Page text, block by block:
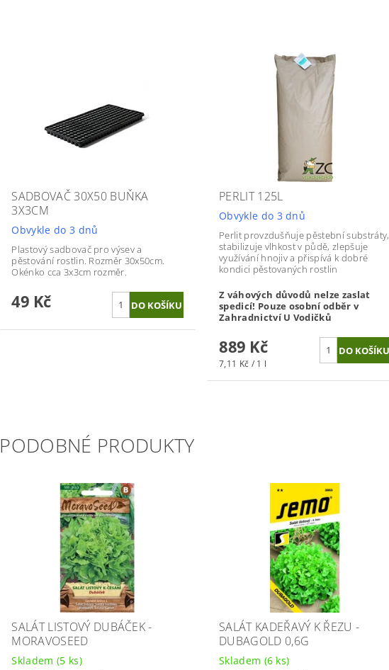
SADBOVAČ 30X50 BUŇKA
3X3CM
Obvykle do 3 dnů
Plastový sadbovač pro výsev a
pěstování rostlin. Rozměr 30x50cm.
Okénko cca 3x3cm rozměr.
49 Kč
PERLIT 125L
Obvykle do 3 dnů
Perlit provzdušňuje pěstební substráty,
stabilizuje vlhkost v půdě, zlepšuje
využívání hnojiv a přispívá k dobré
kondici pěstovaných rostlin
Z váhových důvodů nelze zaslat
spedicí! Pouze osobní odběr v
Zahradnictví U Vodičků
889 Kč
7,11 Kč / 1 l
PODOBNÉ PRODUKTY
SALÁT LISTOVÝ DUBÁČEK -
MORAVOSEED
Skladem (5 ks)
SALÁT KADEŘAVÝ K ŘEZU -
DUBAGOLD 0,6G
Skladem (6 ks)